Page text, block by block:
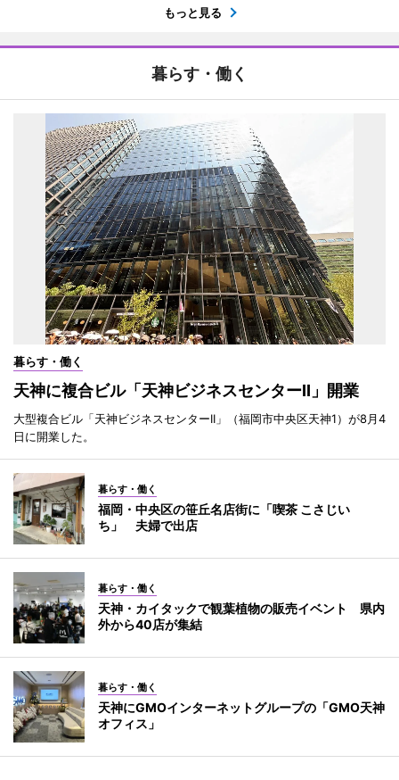
もっと見る
暮らす・働く
暮らす・働く
天神に複合ビル「天神ビジネスセンターII」開業
大型複合ビル「天神ビジネスセンターII」（福岡市中央区天神1）が8月4
日に開業した。
暮らす・働く
福岡・中央区の笹丘名店街に「喫茶 こさじい
ち」 夫婦で出店
暮らす・働く
天神・カイタックで観葉植物の販売イベント 県内
外から40店が集結
暮らす・働く
天神にGMOインターネットグループの「GMO天神
オフィス」